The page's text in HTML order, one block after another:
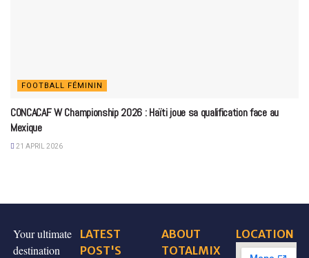
FOOTBALL FÉMININ
CONCACAF W Championship 2026 : Haïti joue sa qualification face au
Mexique
21 APRIL 2026
Your ultimate
destination
LATEST
POST'S
ABOUT
TOTALMIX
LOCATION